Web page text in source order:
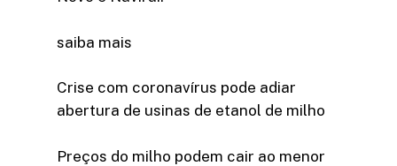
saiba mais
Crise com coronavírus pode adiar
abertura de usinas de etanol de milho
Preços do milho podem cair ao menor